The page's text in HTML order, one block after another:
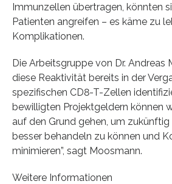
Immunzellen übertragen, könnten
Patienten angreifen – es käme zu
Komplikationen.
Die Arbeitsgruppe von Dr. Andreas
diese Reaktivität bereits in der
spezifischen CD8-T-Zellen
bewilligten Projektgeldern können
auf den Grund gehen, um
besser behandeln zu können und
minimieren”, sagt Moosmann.
Weitere Informationen